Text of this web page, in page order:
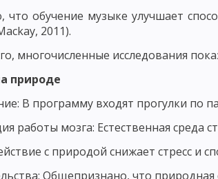
ОСНОВНЫЕ НАПРАВЛЕНИЯ ВОСПИТАНИЯ
ОБЩИЕ ПРИНЦИПЫ НАЦИОНАЛЬНОГО
ВОСПИТАНИЯ МЕТОДЫ
САМООЦЕНКА И САМОНАБЛЮДЕНИЕ
МАТЕРИАЛОВ НА САЙТЕ
что обучение музыке улучшает
2011).
многочисленные исследования
природе
В программу входят прогулки по
работы мозга: Естественная среда
с природой снижает стресс и
Общепризнано, что